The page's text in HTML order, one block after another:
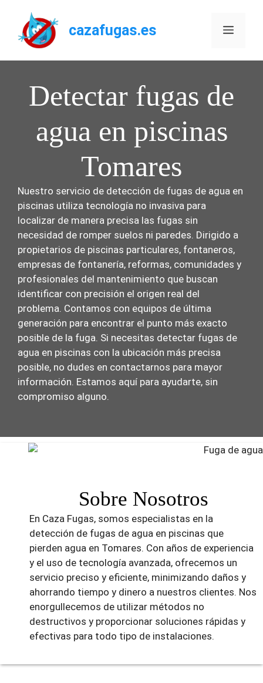
contenido
cazafugas.es Menú
Detectar fugas de
agua en piscinas
Tomares
Nuestro servicio de detección de fugas de agua en
piscinas utiliza tecnología no invasiva para
localizar de manera precisa las fugas sin
necesidad de romper suelos ni paredes. Dirigido a
propietarios de piscinas particulares, fontaneros,
empresas de fontanería, reformas, comunidades y
profesionales del mantenimiento que buscan
identificar con precisión el origen real del
problema. Contamos con equipos de última
generación para encontrar el punto más exacto
posible de la fuga. Si necesitas detectar fugas de
agua en piscinas con la ubicación más precisa
posible, no dudes en contactarnos para mayor
información. Estamos aquí para ayudarte, sin
compromiso alguno.
Sobre Nosotros
En Caza Fugas, somos especialistas en la
detección de fugas de agua en piscinas que
pierden agua en Tomares. Con años de experiencia
y el uso de tecnología avanzada, ofrecemos un
servicio preciso y eficiente, minimizando daños y
ahorrando tiempo y dinero a nuestros clientes. Nos
enorgullecemos de utilizar métodos no
destructivos y proporcionar soluciones rápidas y
efectivas para todo tipo de instalaciones.